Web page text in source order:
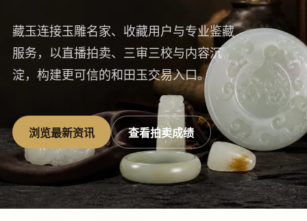
藏玉连接玉雕名家、收藏用户与专业鉴藏
服务，以直播拍卖、三审三校与内容沉
淀，构建更可信的和田玉交易入口。
浏览最新资讯 查看拍卖成绩